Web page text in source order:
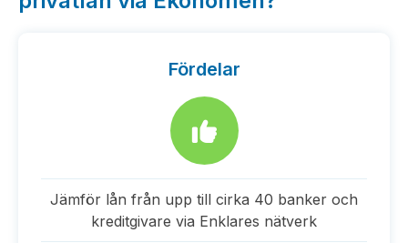
Fördelar
Jämför lån från upp till cirka 40 banker och
kreditgivare via Enklares nätverk